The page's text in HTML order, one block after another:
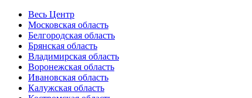
Весь Центр
Московская область
Белгородская область
Брянская область
Владимирская область
Воронежская область
Ивановская область
Калужская область